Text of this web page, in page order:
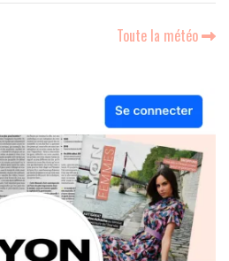
Toute la météo